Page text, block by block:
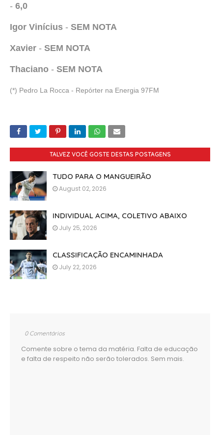
- 6,0
Igor Vinícius - SEM NOTA
Xavier - SEM NOTA
Thaciano - SEM NOTA
(*) Pedro La Rocca - Repórter na Energia 97FM
TALVEZ VOCÊ GOSTE DESTAS POSTAGENS
TUDO PARA O MANGUEIRÃO
August 02, 2026
INDIVIDUAL ACIMA, COLETIVO ABAIXO
July 25, 2026
CLASSIFICAÇÃO ENCAMINHADA
July 22, 2026
0 Comentários
Comente sobre o tema da matéria. Falta de educação
e falta de respeito não serão tolerados. Sem mais.